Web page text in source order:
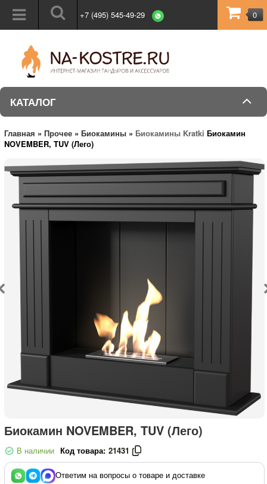
+7 (495) 545-49-29 0
КАТАЛОГ
Главная » Прочее » Биокамины » Биокамины Kratki Биокамин
NOVEMBER, TUV (Лего)
Биокамин NOVEMBER, TUV (Лего)
В наличии Код товара: 21431
Ответим на вопросы о товаре и доставке